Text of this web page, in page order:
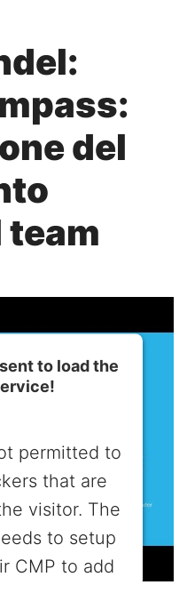
del
to load the
permitted to
that are
visitor. The
to setup
CMP to add